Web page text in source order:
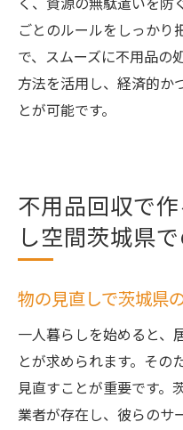
を広げるヒント
限られた空間
茨城県での不
スペースを広
ント
ごとのルールをしっかり
で、スムーズに不用品の
方法を活用し、経済的か
とが可能です。
不用品回収で
し空間茨城県
物の見直しで茨城県
一人暮らしを始めると、
とが求められます。その
見直すことが重要です。
業者が存在し、彼らのサ